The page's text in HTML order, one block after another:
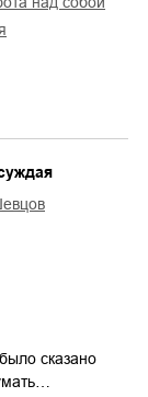
сказано